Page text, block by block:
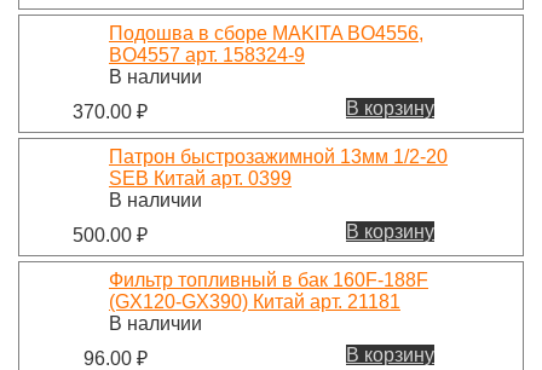
Подошва в сборе MAKITA BO4556,
BO4557 арт. 158324-9
В наличии
370.00 ₽ В корзину
Патрон быстрозажимной 13мм 1/2-20
SEB Китай арт. 0399
В наличии
500.00 ₽ В корзину
Фильтр топливный в бак 160F-188F
(GX120-GX390) Китай арт. 21181
В наличии
96.00 ₽ В корзину